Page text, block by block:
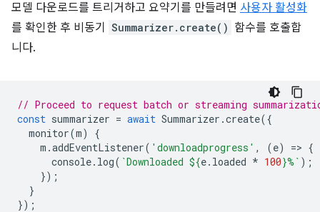
모델 다운로드를 트리거하고 요약기를 만들려면 사용자 활성화
를 확인한 후 비동기
Summarizer.create() 함수를 호출합
니다.
// Proceed to request batch or streaming
const summarizer = await Summarizer .create({
monitor(m)
{
m .addEventListener( 'downloadprogress' , (e) => {
console. log( `Downloaded ${e. loaded * 100}%` );
});
}
});